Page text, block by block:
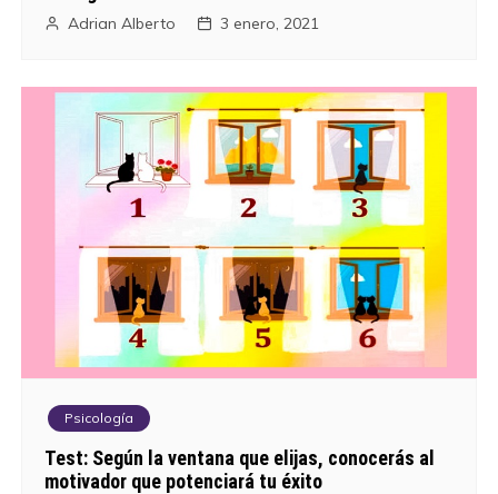
Adrian Alberto 3 enero, 2021
Psicología
Test: Según la ventana que elijas, conocerás al
motivador que potenciará tu éxito